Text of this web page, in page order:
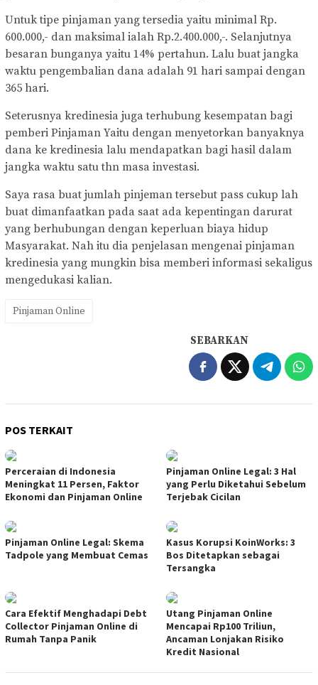
Untuk tipe pinjaman yang tersedia yaitu minimal Rp.
600.000,- dan maksimal ialah Rp.2.400.000,-. Selanjutnya
besaran bunganya yaitu 14% pertahun. Lalu buat jangka
waktu pengembalian dana adalah 91 hari sampai dengan
365 hari.
Seterusnya kredinesia juga terhubung kesempatan bagi
pemberi Pinjaman Yaitu dengan menyetorkan banyaknya
dana ke kredinesia lalu mendapatkan bagi hasil dalam
jangka waktu satu thn masa investasi.
Saya rasa buat jumlah pinjeman tersebut pass cukup lah
buat dimanfaatkan pada saat ada kepentingan darurat
yang berhubungan dengan keperluan biaya hidup
Masyarakat. Nah itu dia penjelasan mengenai pinjaman
kredinesia yang mungkin bisa memberi informasi sekaligus
mengedukasi kalian.
Pinjaman Online
SEBARKAN
POS TERKAIT
Perceraian di Indonesia
Meningkat 11 Persen, Faktor
Ekonomi dan Pinjaman Online
Pinjaman Online Legal: 3 Hal
yang Perlu Diketahui Sebelum
Terjebak Cicilan
Pinjaman Online Legal: Skema
Tadpole yang Membuat Cemas
Kasus Korupsi KoinWorks: 3
Bos Ditetapkan sebagai
Tersangka
Cara Efektif Menghadapi Debt
Collector Pinjaman Online di
Rumah Tanpa Panik
Utang Pinjaman Online
Mencapai Rp100 Triliun,
Ancaman Lonjakan Risiko
Kredit Nasional